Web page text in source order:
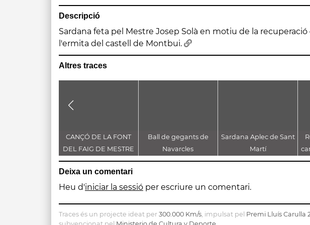
Descripció
Sardana feta pel Mestre Josep Solà en motiu de la recuperació
l'ermita del castell de Montbui.
Altres traces
CANÇÓ DE LA FONT
DEL FAIG DE MESTRE
ELISARD SALA
Ball de gegants de
Navarcles
Sardana Aplec de Sant
Martí
Deixa un comentari
Heu d'iniciar la sessió per escriure un comentari.
Traces és un projecte ideat per 300.000 Km/s, impulsat pel Premi Lluís Carulla